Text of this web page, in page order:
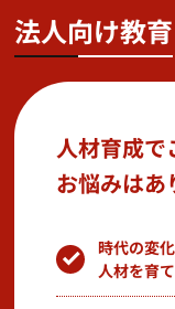
法人向け教育
人材育成で
お悩みはあ
時代の変
人材を育